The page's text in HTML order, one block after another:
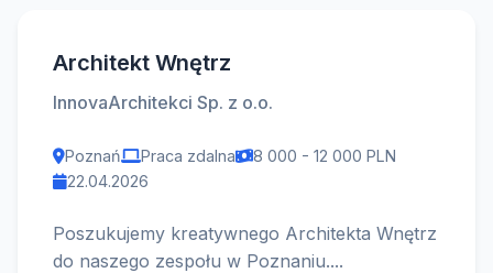
Architekt Wnętrz
InnovaArchitekci Sp. z o.o.
Poznań Praca zdalna
8 000 - 12 000 PLN
22.04.2026
Poszukujemy kreatywnego Architekta Wnętrz
do naszego zespołu w Poznaniu....